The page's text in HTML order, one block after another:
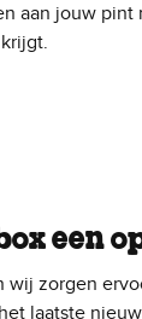
aan jouw
een
wij zorgen
laatste